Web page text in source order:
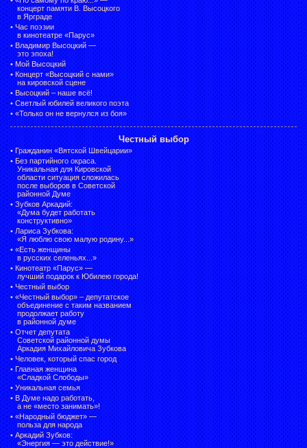
концерт памяти В. Высоцкого
в Ярграде
• Час поэзии
в кинотеатре «Парус»
• Владимир Высоцкий —
это эпоха!
• Мой Высоцкий
• Концерт «Высоцкий с нами»
на кировской сцене
• Высоцкий – наше всё!
• Светлый юбилей великого поэта
• «Только он не вернулся из боя»
Честный выбор
• Гражданин «Вятской Швейцарии»
• Без партийного окраса.
Уникальная для Кировской
области ситуация сложилась
после выборов в Советской
районной Думе
• Зубков Аркадий:
«Дума будет работать
конструктивно»
• Лариса Зубкова:
«Я люблю свою малую родину...»
• «Есть женщины
в русских селеньях...»
• Кинотеатр «Парус» —
лучший подарок к Юбилею города!
• Честный выбор
• «Честный выбор» – депутатское
объединение с таким названием
продолжает работу
в районной думе
• Отчет депутата
Советской районной думы
Аркадия Михайловича Зубкова
• Человек, который спас город
• Главная женщина
«Сладкой Слободы»
• Уникальная семья
• В Думе надо работать,
а не «место занимать»!
• «Народный бюджет» —
польза для народа
• Аркадий Зубков:
«Энергия — это действие!»